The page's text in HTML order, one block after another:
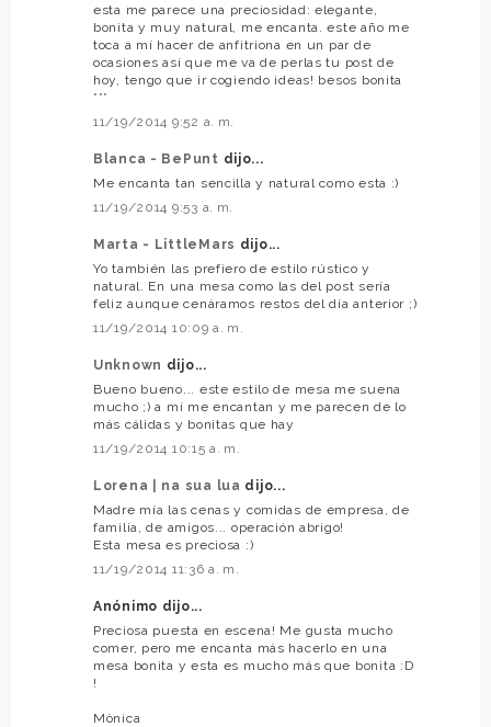
esta me parece una preciosidad: elegante,
bonita y muy natural, me encanta. este año me
toca a mí hacer de anfitriona en un par de
ocasiones así que me va de perlas tu post de
hoy, tengo que ir cogiendo ideas! besos bonita
***
11/19/2014 9:52 a. m.
Blanca - BePunt dijo...
Me encanta tan sencilla y natural como esta :)
11/19/2014 9:53 a. m.
Marta - LittleMars dijo...
Yo también las prefiero de estilo rústico y
natural. En una mesa como las del post sería
feliz aunque cenáramos restos del día anterior ;)
11/19/2014 10:09 a. m.
Unknown dijo...
Bueno bueno... este estilo de mesa me suena
mucho ;) a mí me encantan y me parecen de lo
más cálidas y bonitas que hay
11/19/2014 10:15 a. m.
Lorena | na sua lua dijo...
Madre mía las cenas y comidas de empresa, de
familia, de amigos... operación abrigo!
Esta mesa es preciosa :)
11/19/2014 11:36 a. m.
Anónimo dijo...
Preciosa puesta en escena! Me gusta mucho
comer, pero me encanta más hacerlo en una
mesa bonita y esta es mucho más que bonita :D
!
Mònica